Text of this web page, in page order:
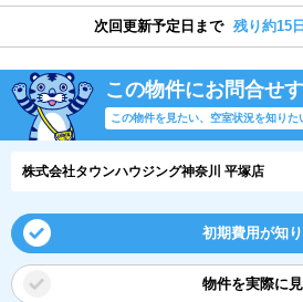
次回更新予定日まで 残り約15
この物件にお問合せ
この物件を見たい、空室状況を知りた
株式会社タウンハウジング神奈川 平塚店
初期費用が知
物件を実際に